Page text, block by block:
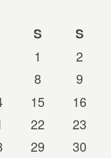
S
S
1
2
8
9
15
16
22
23
29
30